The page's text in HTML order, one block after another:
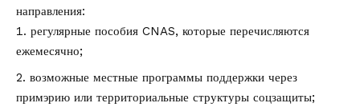
направления:
регулярные пособия CNAS, которые перечисляются
ежемесячно;
возможные местные программы поддержки через
примэрию или территориальные структуры соцзащиты;